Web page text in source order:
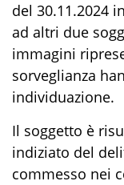
del 30.1 1.2024
ad altri due
immagini
sorveglianza
individuazione.
Il soggetto è
indiziato del
commesso nei